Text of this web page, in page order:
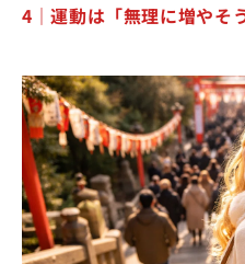
4｜運動は「無理に増やそ